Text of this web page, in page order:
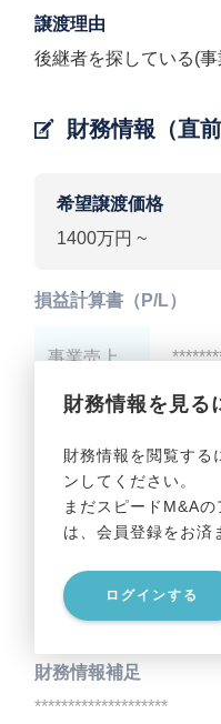
譲渡理由
後継者を探している(
財務情報（直前
希望譲渡価格
1400万円 ~
財務情報を見る
財務情報を閲覧する
ンしてください。
まだスピードM&A
は、会員登録をお済
ログインする
損益計算書（P/L）
事業売上
事業利益
貸借対照表（B/S）
事業資産
事業負債
財務情報補足
********************